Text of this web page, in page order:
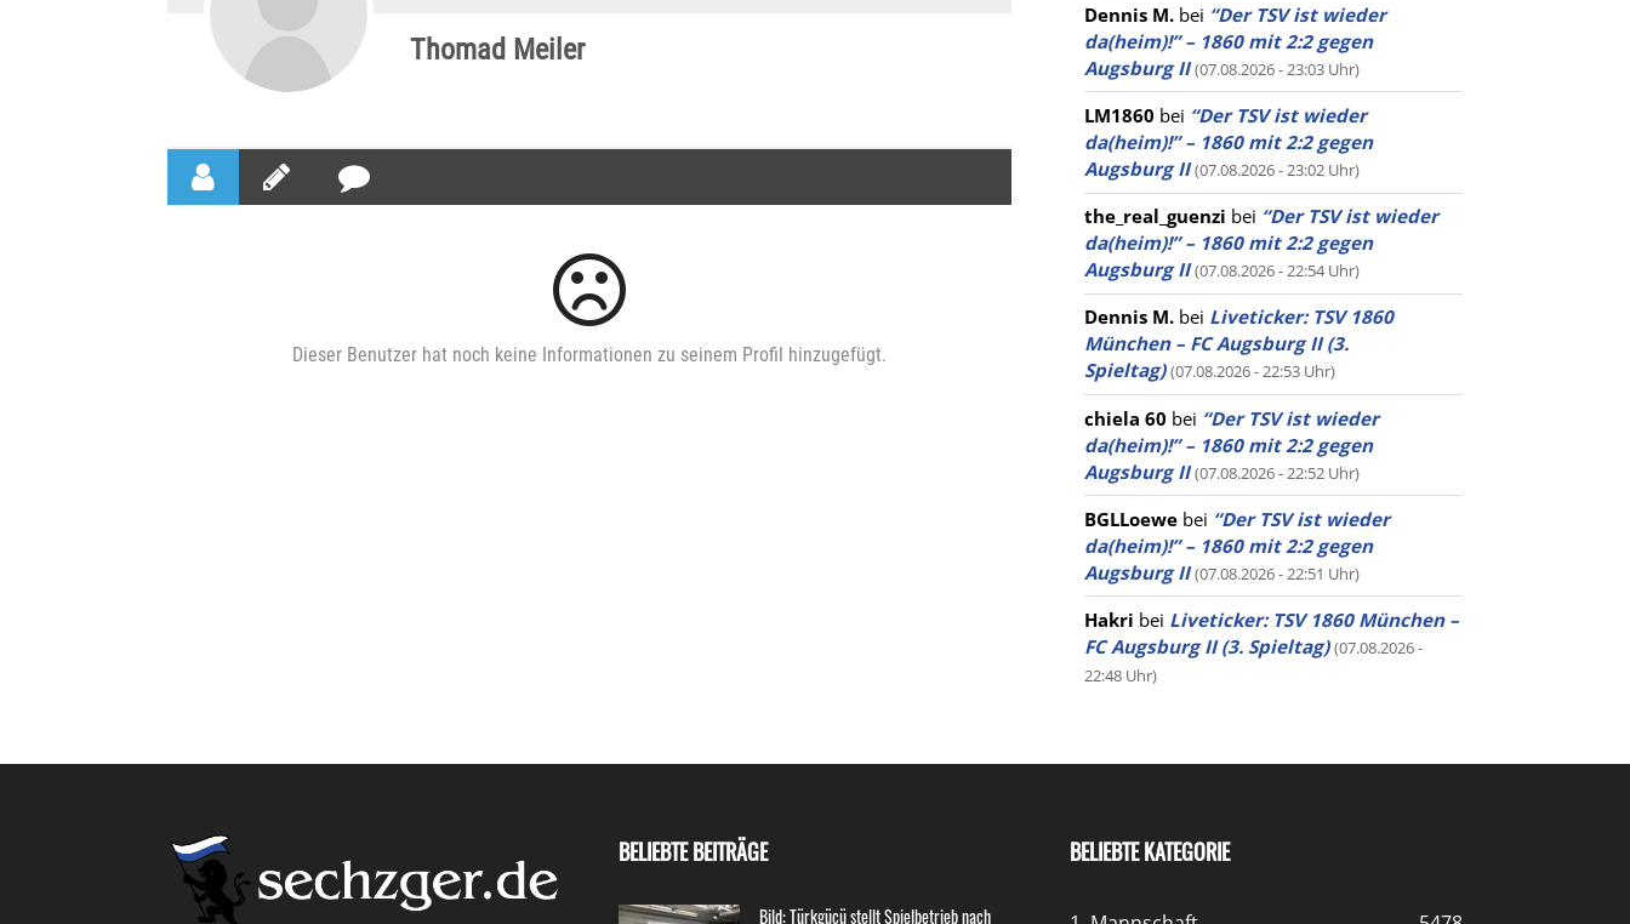
Thomad Meiler
Dieser Benutzer hat noch keine Informationen zu seinem Profil hinzugefügt.
Dennis M. bei “Der TSV ist wieder
da(heim)!” – 1860 mit 2:2 gegen
Augsburg II (07.08.2026 - 23:03 Uhr)
LM1860 bei “Der TSV ist wieder
da(heim)!” – 1860 mit 2:2 gegen
Augsburg II (07.08.2026 - 23:02 Uhr)
the_real_guenzi bei “Der TSV ist wieder
da(heim)!” – 1860 mit 2:2 gegen
Augsburg II (07.08.2026 - 22:54 Uhr)
Dennis M. bei Liveticker: TSV 1860
München – FC Augsburg II (3.
Spieltag) (07.08.2026 - 22:53 Uhr)
chiela 60 bei “Der TSV ist wieder
da(heim)!” – 1860 mit 2:2 gegen
Augsburg II (07.08.2026 - 22:52 Uhr)
BGLLoewe bei “Der TSV ist wieder
da(heim)!” – 1860 mit 2:2 gegen
Augsburg II (07.08.2026 - 22:51 Uhr)
Hakri bei Liveticker: TSV 1860 München –
FC Augsburg II (3. Spieltag) (07.08.2026 -
22:48 Uhr)
BELIEBTE BEITRÄGE
Bild: Türkgücü stellt Spielbetrieb nach
BELIEBTE KATEGORIE